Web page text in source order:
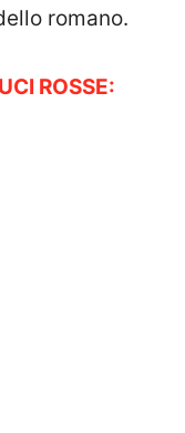
romano.
ROSSE: